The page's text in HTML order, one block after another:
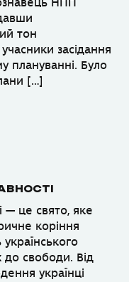
НПП
тон
засідання
плануванні. Було
[…]
— це свято, яке
коріння
до свободи. Від
українці